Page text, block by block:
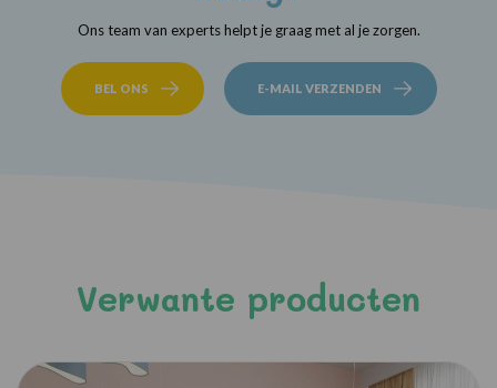
Ons team van experts helpt je graag met al je zorgen.
BEL ONS E-MAIL VERZENDEN
Verwante producten